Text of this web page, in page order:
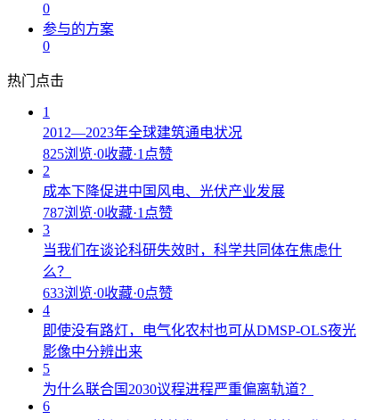
0
参与的方案
0
热门点击
1
2012—2023年全球建筑通电状况
825浏览·0收藏·1点赞
2
成本下降促进中国风电、光伏产业发展
787浏览·0收藏·1点赞
3
当我们在谈论科研失效时，科学共同体在焦虑什
么？
633浏览·0收藏·0点赞
4
即使没有路灯，电气化农村也可从DMSP-OLS夜光
影像中分辨出来
5
为什么联合国2030议程进程严重偏离轨道？
6